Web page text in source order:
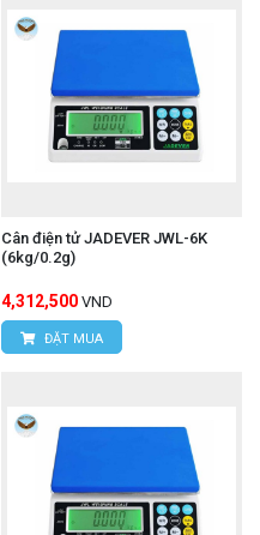
Cân điện tử JADEVER JWL-6K
(6kg/0.2g)
4,312,500 VND
ĐẶT MUA